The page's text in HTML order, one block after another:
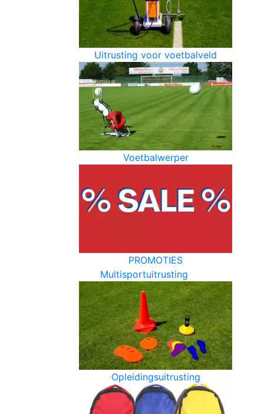
Uitrusting voor voetbalveld
Voetbalwerper
PROMOTIES
Multisportuitrusting
Opleidingsuitrusting